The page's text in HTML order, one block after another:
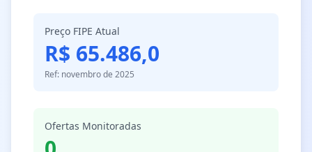
Preço FIPE Atual
R$ 65.486,0
Ref: novembro de 2025
Ofertas Monitoradas